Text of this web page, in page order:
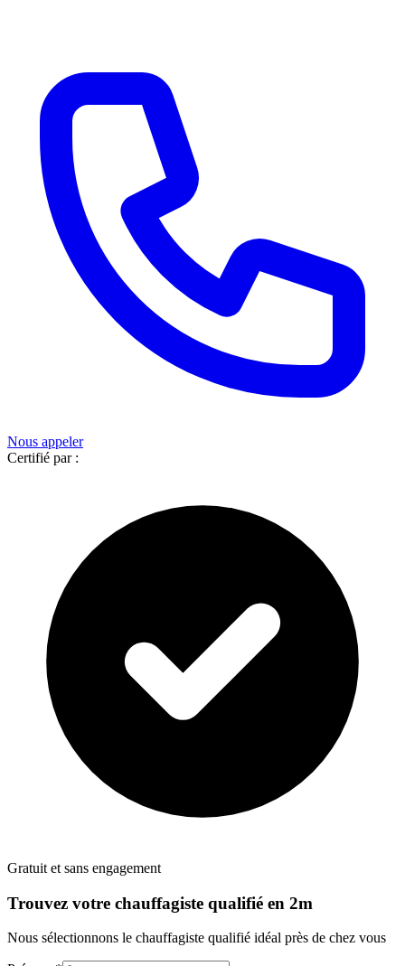
Nous appeler
Certifié par :
Gratuit et sans engagement
Trouvez votre chauffagiste qualifié en 2m
Nous sélectionnons le chauffagiste qualifié idéal près de chez vous